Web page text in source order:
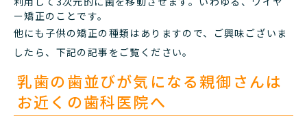
ー矯正のことです。
他にも子供の矯正の種類はありますので、ご興味ございま
したら、下記の記事をご覧ください。
乳歯の歯並びが気になる親御さんは
お近くの歯科医院へ